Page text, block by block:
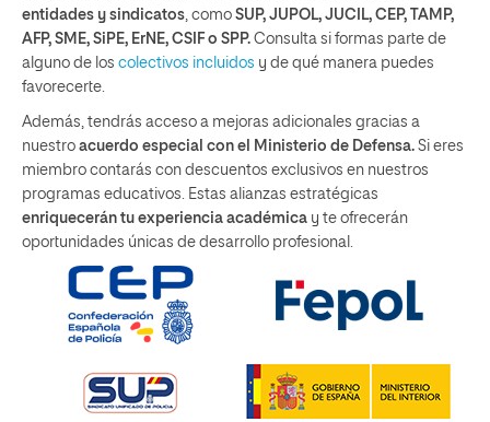
entidades y sindicatos, como SUP, JUPOL, JUCIL, CEP, TAMP,
AFP, SME, SiPE, ErNE, CSIF o SPP. Consulta si formas parte de
alguno de los colectivos incluidos y de qué manera puedes
favorecerte.
Además, tendrás acceso a mejoras adicionales gracias a
nuestro acuerdo especial con el Ministerio de Defensa. Si eres
miembro contarás con descuentos exclusivos en nuestros
programas educativos. Estas alianzas estratégicas
enriquecerán tu experiencia académica y te ofrecerán
oportunidades únicas de desarrollo profesional.